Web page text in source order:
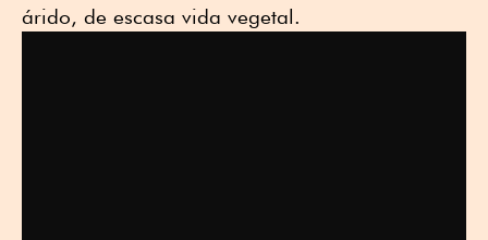
árido, de escasa vida vegetal.